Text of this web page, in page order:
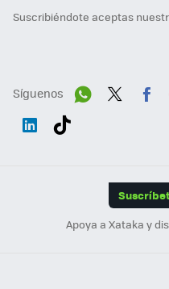
Suscribiéndote aceptas
Síguenos
Apoya a Xataka y